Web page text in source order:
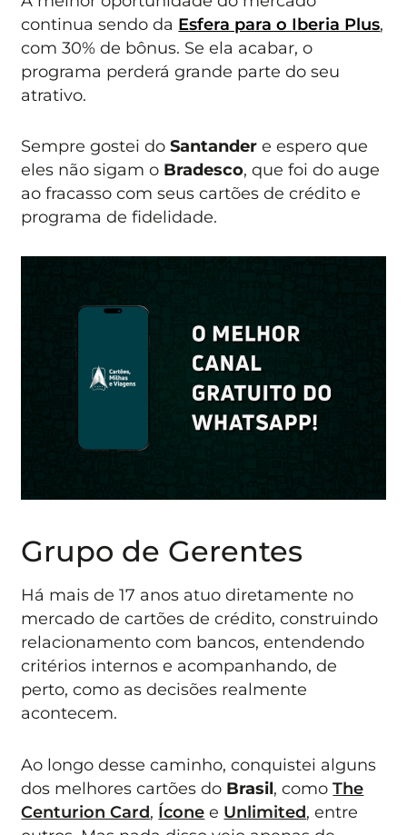
continua sendo da Esfera para o Iberia Plus,
com 30% de bônus. Se ela acabar, o
programa perderá grande parte do seu
atrativo.
Sempre gostei doSantandere espero que
eles não sigam o Bradesco, que foi do auge
ao fracasso com seus cartões de crédito e
programa de fidelidade.
Grupo de Gerentes
Há mais de 17 anos atuo diretamente no
mercado de cartões de crédito, construindo
relacionamento com bancos, entendendo
critérios internos e acompanhando, de
perto, como as decisões realmente
acontecem.
Ao longo desse caminho, conquistei alguns
dos melhores cartões do Brasil, comoThe
Centurion Card, Ícone e Unlimited, entre